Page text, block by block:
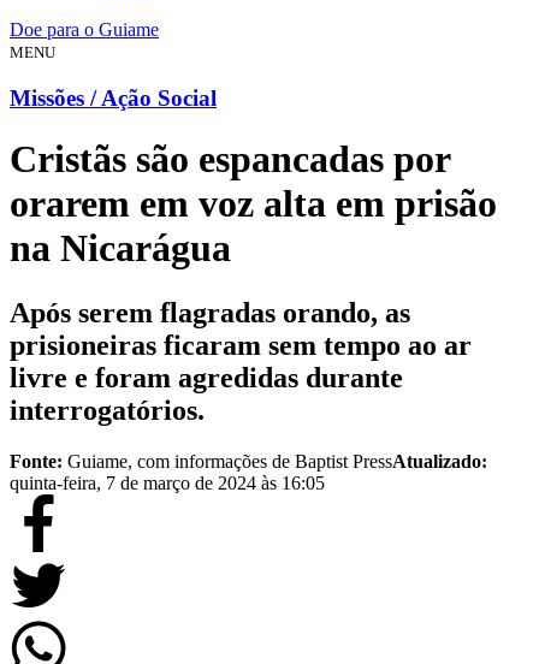
Doe para o Guiame
MENU
Missões / Ação Social
Cristãs são espancadas por
orarem em voz alta em prisão
na Nicarágua
Após serem flagradas orando, as
prisioneiras ficaram sem tempo ao ar
livre e foram agredidas durante
interrogatórios.
Fonte: Guiame, com informações de Baptist PressAtualizado:
quinta-feira, 7 de março de 2024 às 16:05